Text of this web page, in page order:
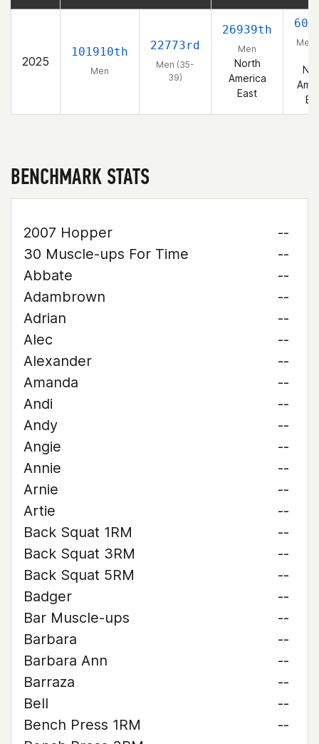
2025
101910th
Men
22773rd
Men (35-
39)
26939th
Men
North
America
East
Men
BENCHMARK STATS
2007 Hopper
--
30 Muscle-ups For Time
--
Abbate
--
Adambrown
--
Adrian
--
Alec
--
Alexander
--
Amanda
--
Andi
--
Andy
--
Angie
--
Annie
--
Arnie
--
Artie
--
Back Squat 1RM
--
Back Squat 3RM
--
Back Squat 5RM
--
Badger
--
Bar Muscle-ups
--
Barbara
--
Barbara Ann
--
Barraza
--
Bell
--
Bench Press 1RM
--